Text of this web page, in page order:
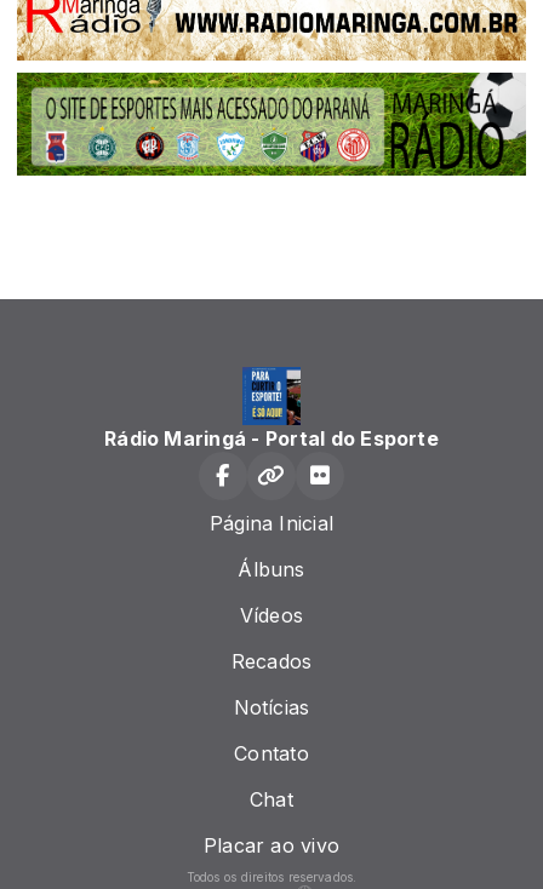
Rádio Maringá - Portal do Esporte
Página Inicial
Álbuns
Vídeos
Recados
Notícias
Contato
Chat
Placar ao vivo
Todos os direitos reservados.